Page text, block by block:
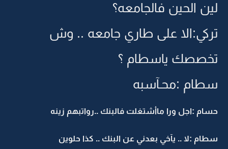
لين الحين فالجامعه؟
تركي:الا على طاري جامعه .. وش
تخصصك ياسطام ؟
سطام :محـآسبه
حسام :اجل ورا ماأشتغلت فالبنك ..رواتبهم زينه
سطام :لا .. يآخي بعدني عن البنك .. كذا حلوين